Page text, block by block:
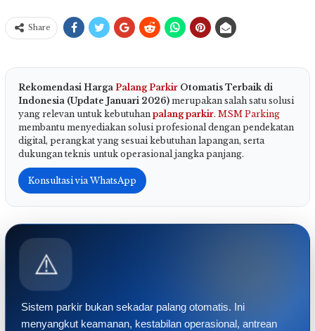
Share
Rekomendasi Harga Palang Parkir Otomatis Terbaik di
Indonesia (Update Januari 2026) merupakan salah satu solusi
yang relevan untuk kebutuhan palang parkir. MSM Parking
membantu menyediakan solusi profesional dengan pendekatan
digital, perangkat yang sesuai kebutuhan lapangan, serta
dukungan teknis untuk operasional jangka panjang.
Konsultasi via WhatsApp
⚠️
Sistem parkir bukan sekadar palang otomatis. Ini
menyangkut keamanan, kestabilan operasional, antrean